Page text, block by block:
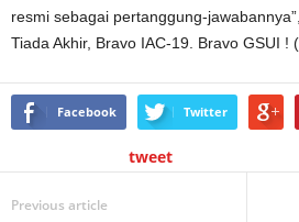
resmi sebagai pertanggung-
Tiada Akhir, Bravo IAC-19. Bravo GSUI !
Facebook Twitter
tweet
Previous article